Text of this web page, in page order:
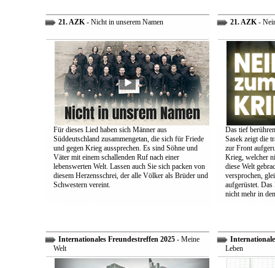
21. AZK- Nicht in unserem Namen
Für dieses Lied haben sich Männer aus
Süddeutschland zusammengetan, die sich für Friede
und gegen Krieg aussprechen. Es sind Söhne und
Väter mit einem schallenden Ruf nach einer
lebenswerten Welt. Lassen auch Sie sich packen von
diesem Herzensschrei, der alle Völker als Brüder und
Schwestern vereint.
21. AZK-
Das tief
Sasek zeigt die
zur Front
Krieg, welcher
diese Welt
versprochen,
aufgerüstet.
nicht mehr in
Internationales Freundestreffen 2025- Meine
Welt
Leben